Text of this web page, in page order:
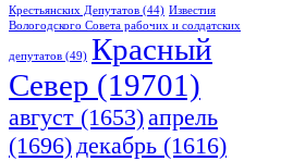
Крестьянских Депутатов (44) Известия
Вологодского Совета рабочих и солдатских
депутатов (49) Красный
Cевер (19701)
август (1653)апрель
(1696)декабрь (1616)